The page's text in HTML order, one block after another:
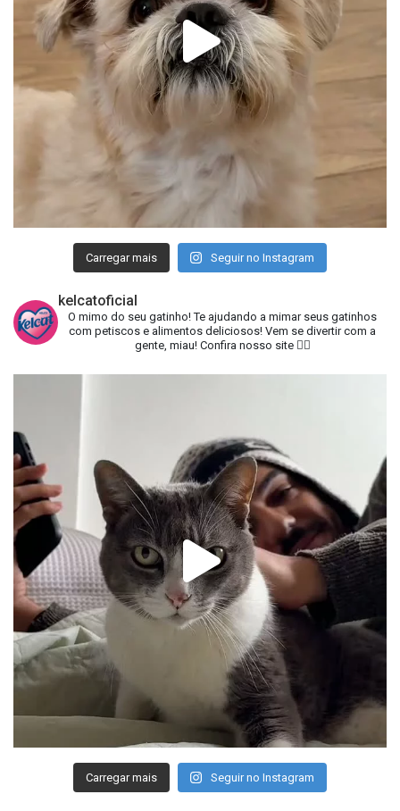
Carregar mais Seguir no Instagram
kelcatoficial
O mimo do seu gatinho!Te ajudando a mimar seus gatinhos
com petiscos e alimentos deliciosos! Vem se divertir com a
gente, miau!Confira nosso site 👇🏻
Carregar mais Seguir no Instagram